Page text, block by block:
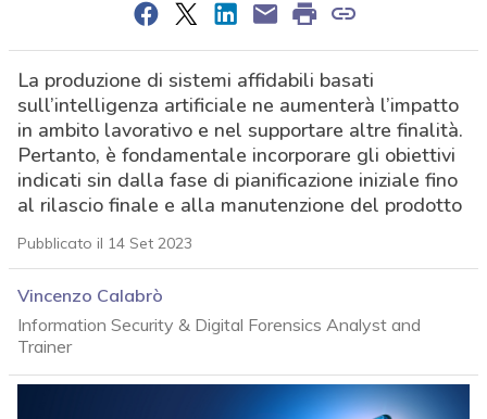
La produzione di sistemi affidabili basati
sull’intelligenza artificiale ne aumenterà l’impatto
in ambito lavorativo e nel supportare altre finalità.
Pertanto, è fondamentale incorporare gli obiettivi
indicati sin dalla fase di pianificazione iniziale fino
al rilascio finale e alla manutenzione del prodotto
Pubblicato il 14 Set 2023
Vincenzo Calabrò
Information Security & Digital Forensics Analyst and
Trainer